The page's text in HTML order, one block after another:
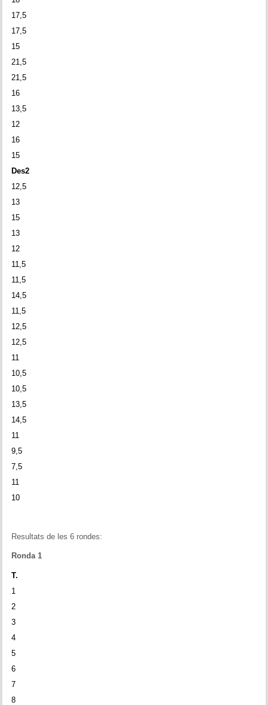
17,5
17,5
15
21,5
21,5
16
13,5
12
16
15
Des2
12,5
13
15
13
12
11,5
11,5
14,5
11,5
12,5
12,5
11
10,5
10,5
13,5
14,5
11
9,5
7,5
11
10
Resultats de les 6 rondes:
Ronda 1
T.
1
2
3
4
5
6
7
8